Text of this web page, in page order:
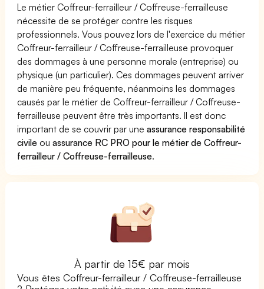
Le métier Coffreur-ferrailleur / Coffreuse-ferrailleuse
nécessite de se protéger contre les risques
professionnels. Vous pouvez lors de l'exercice du métier
Coffreur-ferrailleur / Coffreuse-ferrailleuse provoquer
des dommages à une personne morale (entreprise) ou
physique (un particulier). Ces dommages peuvent arriver
de manière peu fréquente, néanmoins les dommages
causés par le métier de Coffreur-ferrailleur / Coffreuse-
ferrailleuse peuvent être très importants. Il est donc
important de se couvrir par uneassurance responsabilité
civile ouassurance RC PRO pour le métier de Coffreur-
ferrailleur / Coffreuse-ferrailleuse.
À partir de 15€ par mois
Vous êtes Coffreur-ferrailleur / Coffreuse-ferrailleuse